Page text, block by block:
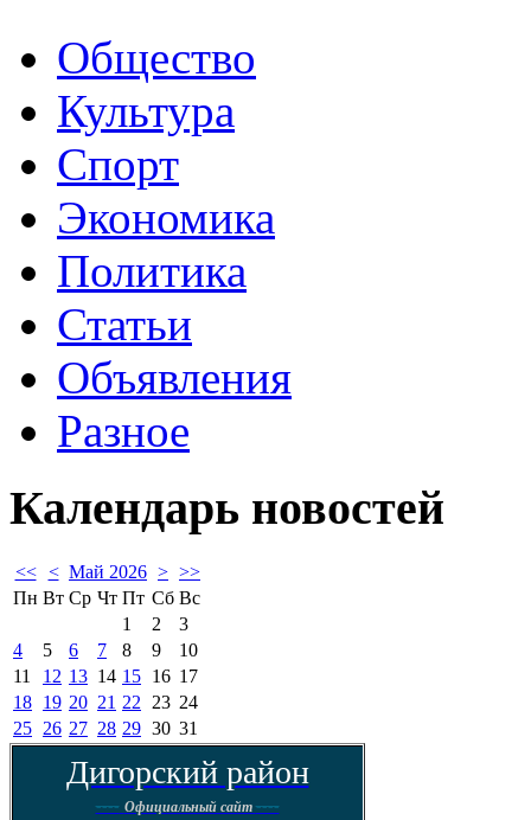
Общество
Культура
Спорт
Экономика
Политика
Статьи
Объявления
Разное
Календарь новостей
<< < Май 2026 > >>
Пн Вт Ср Чт Пт Сб Вс
1
2
3
4
5 6 7 8 9
10
11
12 13 14 15 16 17
18 19 20 21 22 23 24
25 26 27 28 29 30 31
Дигорский район
---- Официальный сайт----